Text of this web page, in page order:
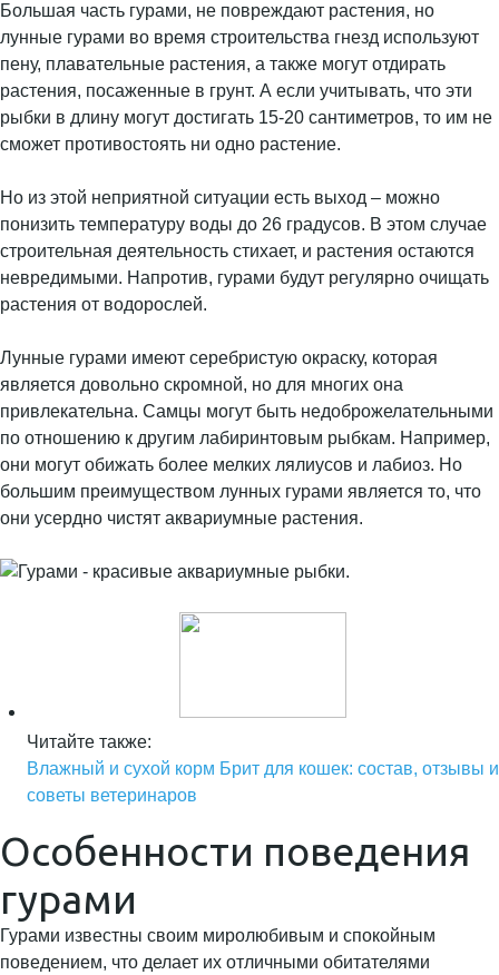
Большая часть гурами, не повреждают растения, но
лунные гурами во время строительства гнезд используют
пену, плавательные растения, а также могут отдирать
растения, посаженные в грунт. А если учитывать, что эти
рыбки в длину могут достигать 15-20 сантиметров, то им не
сможет противостоять ни одно растение.
Но из этой неприятной ситуации есть выход – можно
понизить температуру воды до 26 градусов. В этом случае
строительная деятельность стихает, и растения остаются
невредимыми. Напротив, гурами будут регулярно очищать
растения от водорослей.
Лунные гурами имеют серебристую окраску, которая
является довольно скромной, но для многих она
привлекательна. Самцы могут быть недоброжелательными
по отношению к другим лабиринтовым рыбкам. Например,
они могут обижать более мелких лялиусов и лабиоз. Но
большим преимуществом лунных гурами является то, что
они усердно чистят аквариумные растения.
Читайте также:
Влажный и сухой корм Брит для кошек: состав, отзывы и
советы ветеринаров
Особенности поведения
гурами
Гурами известны своим миролюбивым и спокойным
поведением, что делает их отличными обитателями